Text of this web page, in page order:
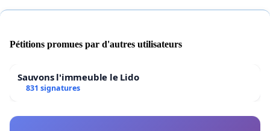
Pétitions promues par d'autres utilisateurs
Sauvons l'immeuble le Lido
831 signatures